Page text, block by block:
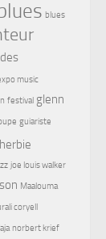
blues
music
festival glenn
guiariste
herbie
joe louis walker
Maalouma
coryell
norbert krief